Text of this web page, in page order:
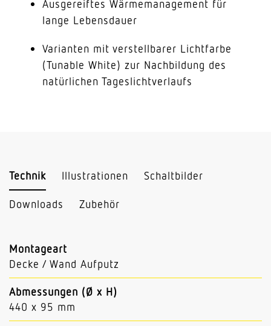
Ausgereiftes Wärmemanagement für
lange Lebensdauer
Varianten mit verstellbarer Lichtfarbe
(Tunable White) zur Nachbildung des
natürlichen Tageslichtverlaufs
Technik Illustrationen Schaltbilder
Downloads Zubehör
Montageart
Decke / Wand Aufputz
Abmessungen (Ø x H)
440 x 95 mm